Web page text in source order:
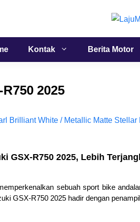
Kontak Berita Motor
2025
GSX-R750 2025, Lebih
sebuah sport bike
GSX-R750 2025 hadir dengan